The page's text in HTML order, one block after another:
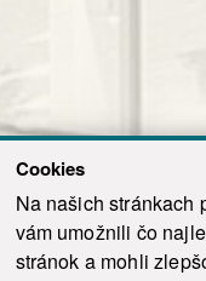
Cookies
Na našich stránkach
vám umožnili čo
stránok a mohli